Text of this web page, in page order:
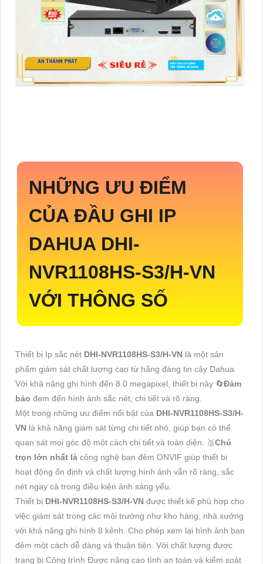
NHỮNG ƯU ĐIỂM
CỦA ĐẦU GHI IP
DAHUA DHI-
NVR1108HS-S3/H-VN
VỚI THÔNG SỐ
Thiết bị Ip sắc nét DHI-NVR1108HS-S3/H-VN là một sản
phẩm giám sát chất lượng cao từ hãng đáng tin cậy Dahua.
Với khả năng ghi hình đến 8.0 megapixel, thiết bị này 🔄Đảm
bảo đem đến hình ảnh sắc nét, chi tiết và rõ ràng.
Một trong những ưu điểm nổi bật của DHI-NVR1108HS-S3/H-
VN là khả năng giám sát từng chi tiết nhỏ, giúp bạn có thể
quan sát mọi góc độ một cách chi tiết và toàn diện. ️🥈Chú
trọn lớn nhất là công nghệ ban đêm ONVIF giúp thiết bị
hoạt động ổn định và chất lượng hình ảnh vẫn rõ ràng, sắc
nét ngay cả trong điều kiện ánh sáng yếu.
Thiết bị DHI-NVR1108HS-S3/H-VN được thiết kế phù hợp cho
việc giám sát trong các môi trường như kho hàng, nhà xưởng
với khả năng ghi hình 8 kênh. Cho phép xem lại hình ảnh ban
đêm một cách dễ dàng và thuận tiện. Với chất lượng được
trang bị Công trình Được nâng cao tính an toàn và kiểm soát